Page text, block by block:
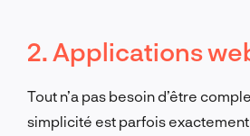
2. Applications
Tout n’a pas besoin d’être
simplicité est parfois